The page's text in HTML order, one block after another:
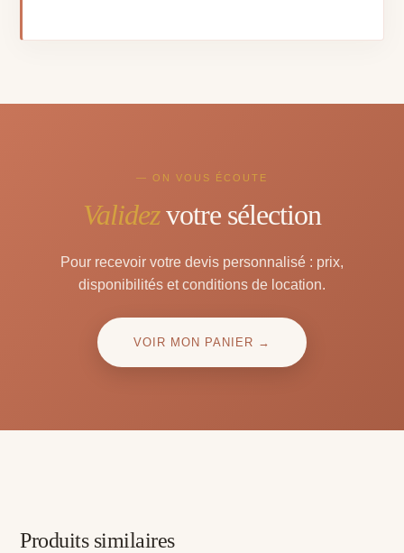
— ON VOUS ÉCOUTE
Validezvotre sélection
Pour recevoir votre devis personnalisé : prix,
disponibilités et conditions de location.
VOIR MON PANIER →
Produits similaires